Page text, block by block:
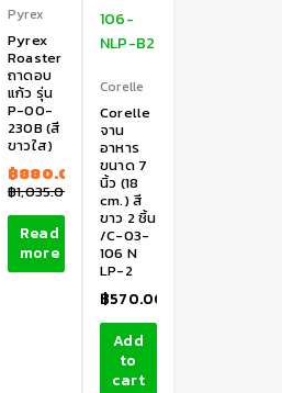
Pyrex
Pyrex
Roaster
ถาดอบ
แก้ว รุ่น
P-00-
230B (สี
ขาวใส)
฿1,035.00
฿880.00
Read
more
Corelle
Corelle
จาน
อาหาร
ขนาด 7
นิ้ว (18
cm.) สี
ขาว 2 ชิ้น
/C-03-
106 N
LP-2
฿570.00
Add
to
cart